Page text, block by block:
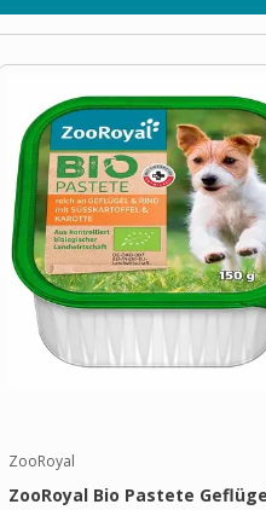
ZooRoyal
ZooRoyal Bio Pastete